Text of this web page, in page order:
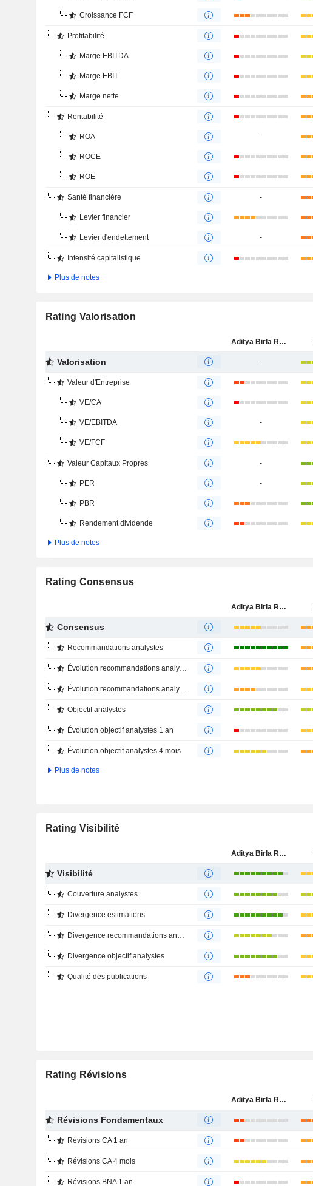
Croissance FCF
Profitabilité
Marge EBITDA
Marge EBIT
Marge nette
Rentabilité
ROA -
ROCE
ROE
Santé financière -
Levier financier
Levier d'endettement -
Intensité capitalistique
Plus de notes
Rating Valorisation
Aditya Birla Real Estate Limited
Valorisation -
Valeur d'Entreprise
VE/CA
VE/EBITDA -
VE/FCF
Valeur Capitaux Propres -
PER -
PBR
Rendement dividende
Plus de notes
Rating Consensus
Aditya Birla Real Estate Limited
Consensus
Recommandations analystes
Évolution recommandations analystes 1 an
Évolution recommandations analystes 4 mois
Objectif analystes
Évolution objectif analystes 1 an
Évolution objectif analystes 4 mois
Plus de notes
Rating Visibilité
Aditya Birla Real Estate Limited
Visibilité
Couverture analystes
Divergence estimations
Divergence recommandations analystes
Divergence objectif analystes
Qualité des publications
Rating Révisions
Aditya Birla Real Estate Limited
Révisions Fondamentaux
Révisions CA 1 an
Révisions CA 4 mois
Révisions BNA 1 an